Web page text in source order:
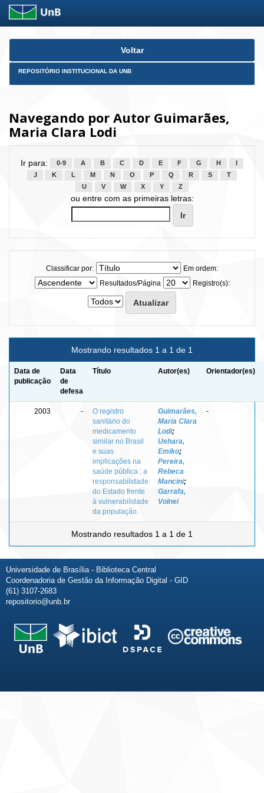
Skip
Voltar
REPOSITÓRIO INSTITUCIONAL DA UNB
Navegando por Autor Guimarães,
Maria Clara Lodi
Ir para: 0-9 A B C D E F G H
J
K L M N O P Q R S
T
U
V W X Y Z
ou entre com as primeiras letras:
Classificar por:
Em ordem:
Resultados/Página
Registro(s):
Mostrando resultados 1 a 1 de 1
Data de
publicação
Data
de
defesa
Título Autor(es) Orientador(es)
2003 -
O registro
sanitário do
medicamento
similar no Brasil
e suas
implicações na
saúde pública : a
responsabilidade
do Estado frente
à vulnerabilidade
da população.
Guimarães,
Maria Clara
Lodi;
Uehara,
Emiko;
Pereira,
Rebeca
Mancini;
Garrafa,
Volnei
-
Mostrando resultados 1 a 1 de 1
Universidade de Brasília - Biblioteca Central
Coordenadoria de Gestão da Informação Digital - GID
(61) 3107-2683
repositorio@unb.br